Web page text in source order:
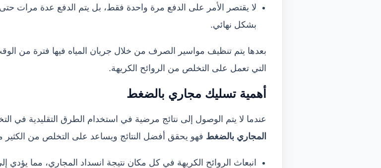
لا يقتصر الأمر على الدفع مرة واحدة فقط، بل يتم الدفع عدة مرات
بشكل نهائي.
بعدها يتم تنظيف مواسير الصرف من خلال جريان المياه فيها فترة من
التي تعمل على التخلص من الروائح الكريهة.
أهمية تسليك مجاري بالضغط
عندما لا يتم الوصول إلى نتائج مرضية في استخدام الطرق التقليدية في
المجاري بالضغط فهو يحقق أفضل النتائج ويساعد على التخلص من الكثير
انبعاث الروائح الكريهة في كل مكان نتيجة انسداد المجاري، مما